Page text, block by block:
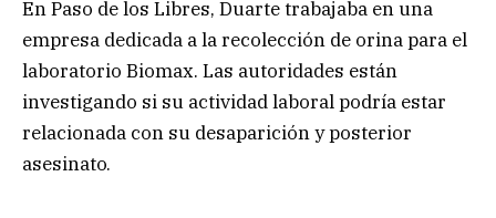
En Paso de los Libres, Duarte trabajaba en una
empresa dedicada a la recolección de orina para el
laboratorio Biomax. Las autoridades están
investigando si su actividad laboral podría estar
relacionada con su desaparición y posterior
asesinato.